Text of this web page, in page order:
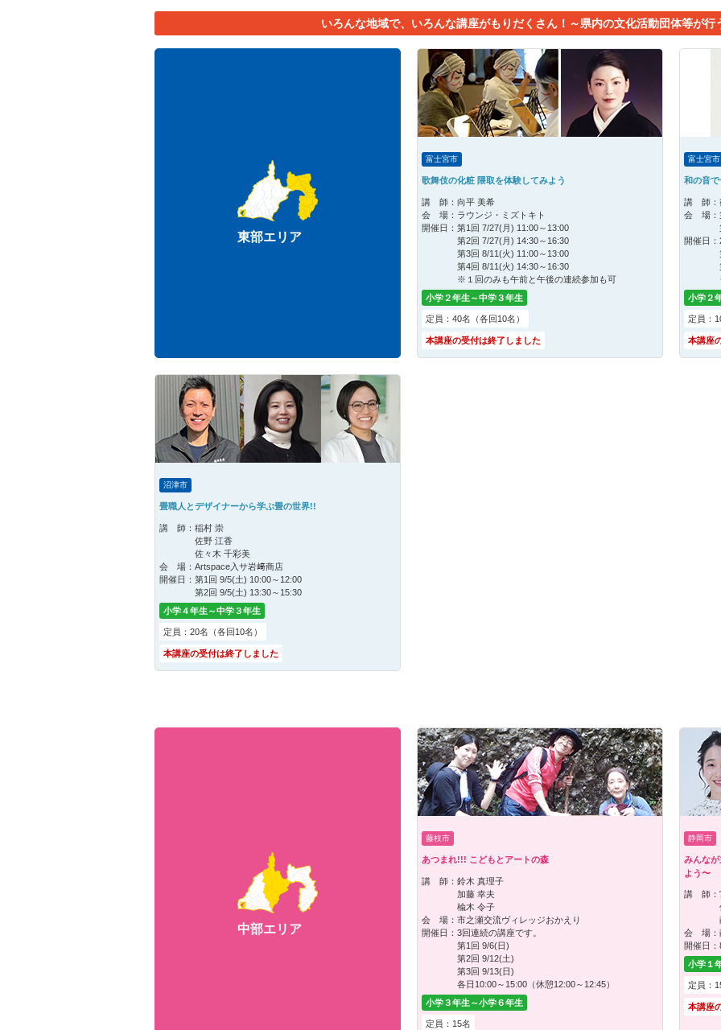
いろんな地域で、いろんな講座がもりだくさん！～県内の文化活動団体等が行
東部エリア
富士宮市
歌舞伎の化粧 隈取を体験してみよう
講 師： 向平 美希
会 場： ラウンジ・ミズトキト
開催日： 第1回 7/27(月) 11:00～13:00
第2回 7/27(月) 14:30～16:30
第3回 8/11(火) 11:00～13:00
第4回 8/11(火) 14:30～16:30
※１回のみも午前と午後の連続参加も可
小学２年生～中学３年生
定員：40名（各回10名）
本講座の受付は終了しました
富士宮市
和の音
講 師：
会 場：
開催日：
小学２
定員：
本講座
沼津市
畳職人とデザイナーから学ぶ畳の世界!!
講 師： 稲村 崇
佐野 江香
佐々木 千彩美
会 場： Artspace入サ岩﨑商店
開催日： 第1回 9/5(土) 10:00～12:00
第2回 9/5(土) 13:30～15:30
小学４年生～中学３年生
定員：20名（各回10名）
本講座の受付は終了しました
中部エリア
藤枝市
あつまれ!!! こどもとアートの森
講 師： 鈴木 真理子
加藤 幸夫
楡木 令子
会 場： 市之瀬交流ヴィレッジおかえり
開催日： 3回連続の講座です。
第1回 9/6(日)
第2回 9/12(土)
第3回 9/13(日)
各日10:00～15:00（休憩12:00～12:45）
小学３年生～小学６年生
定員：15名
静岡市
みんな
よう〜
講 師：
会 場：
開催日：
小学１
定員：
本講座